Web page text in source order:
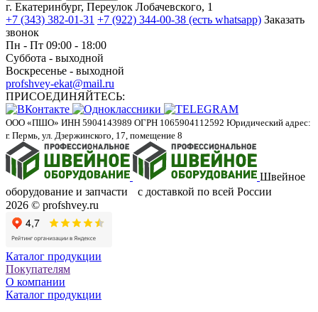
г. Екатеринбург, Переулок Лобачевского, 1
+7 (343) 382-01-31 +7 (922) 344-00-38 (есть whatsapp) Заказать
звонок
Пн - Пт 09:00 - 18:00
Суббота - выходной
Воскресенье - выходной
profshvey-ekat@mail.ru
ПРИСОЕДИНЯЙТЕСЬ:
ООО «ПШО» ИНН 5904143989 ОГРН 1065904112592 Юридический адрес:
г. Пермь, ул. Дзержинского, 17, помещение 8
Швейное
оборудование и запчасти с доставкой по всей России
2026 © profshvey.ru
Каталог продукции
Покупателям
О компании
Каталог продукции